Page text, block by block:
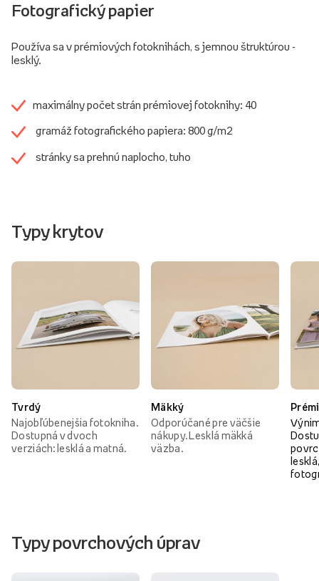
Fotografický papier
Používa sa v prémiových fotoknihách, s jemnou štruktúrou -
lesklý.
maximálny počet strán prémiovej fotoknihy: 40
gramáž fotografického papiera: 800 g/m2
stránky sa prehnú naplocho, tuho
Typy krytov
Tvrdý
Najobľúbenejšia fotokniha.
Dostupná v dvoch
verziách: lesklá a matná.
Mäkký
Odporúčané pre väčšie
nákupy. Lesklá mäkká
väzba.
Typy povrchových úprav